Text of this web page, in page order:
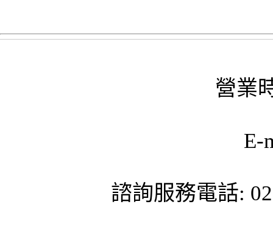
營業
E-
諮詢服務電話: